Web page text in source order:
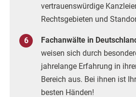
vertrauenswürdige
Rechtsgebieten und
Fachanwälte in
weisen sich durch
jahrelange Erfahrung in
Bereich aus. Bei ihnen ist
besten Händen!